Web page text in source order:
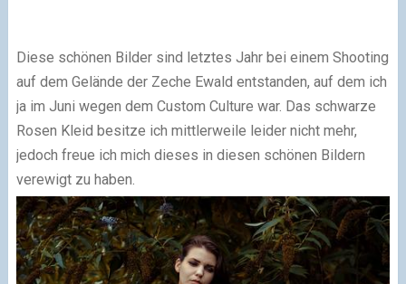
Diese schönen Bilder sind letztes Jahr bei einem Shooting
auf dem Gelände der Zeche Ewald entstanden, auf dem ich
ja im Juni wegen dem Custom Culture war. Das schwarze
Rosen Kleid besitze ich mittlerweile leider nicht mehr,
jedoch freue ich mich dieses in diesen schönen Bildern
verewigt zu haben.